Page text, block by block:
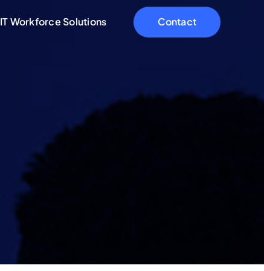
IT Workforce Solutions Contact